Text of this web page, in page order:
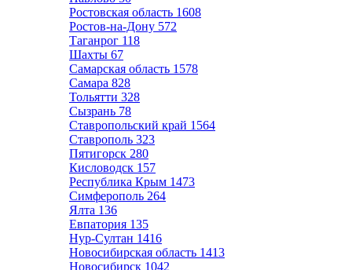
Ростовская область 1608
Ростов-на-Дону 572
Таганрог 118
Шахты 67
Самарская область 1578
Самара 828
Тольятти 328
Сызрань 78
Ставропольский край 1564
Ставрополь 323
Пятигорск 280
Кисловодск 157
Республика Крым 1473
Симферополь 264
Ялта 136
Евпатория 135
Нур-Султан 1416
Новосибирская область 1413
Новосибирск 1042